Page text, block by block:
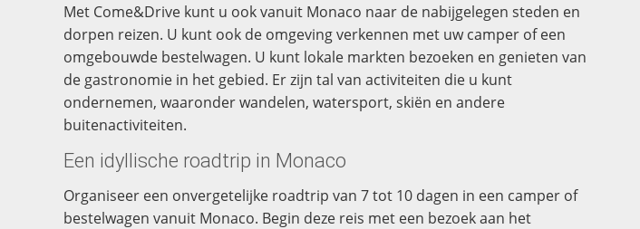
Met Come&Drive kunt u ook vanuit Monaco naar de nabijgelegen steden en
dorpen reizen. U kunt ook de omgeving verkennen met uw camper of een
omgebouwde bestelwagen. U kunt lokale markten bezoeken en genieten van
de gastronomie in het gebied. Er zijn tal van activiteiten die u kunt
ondernemen, waaronder wandelen, watersport, skiën en andere
buitenactiviteiten.
Een idyllische roadtrip in Monaco
Organiseer een onvergetelijke roadtrip van 7 tot 10 dagen in een camper of
bestelwagen vanuit Monaco. Begin deze reis met een bezoek aan het